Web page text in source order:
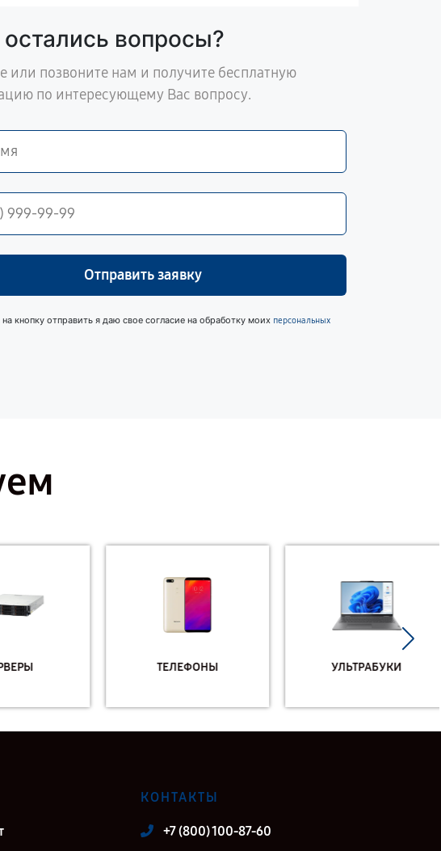
вопросы?
или позвоните нам и получите бесплатную
по интересующему Вас вопросу.
Отправить заявку
кнопку отправить я даю свое согласие на обработку моих персональных
ТЕЛЕФОНЫ УЛЬТРАБУКИ
КОНТАКТЫ
+7 (800) 100-87-60